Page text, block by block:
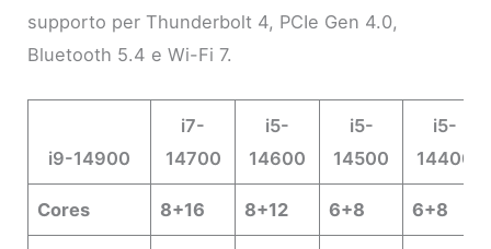
supporto per Thunderbolt 4, PCIe Gen 4.0,
Bluetooth 5.4 e Wi-Fi 7.
i9-14900
i7-
14700
i5-
14600
i5-
14500
i5-
14400
Cores 8+16 8+12 6+8 6+8